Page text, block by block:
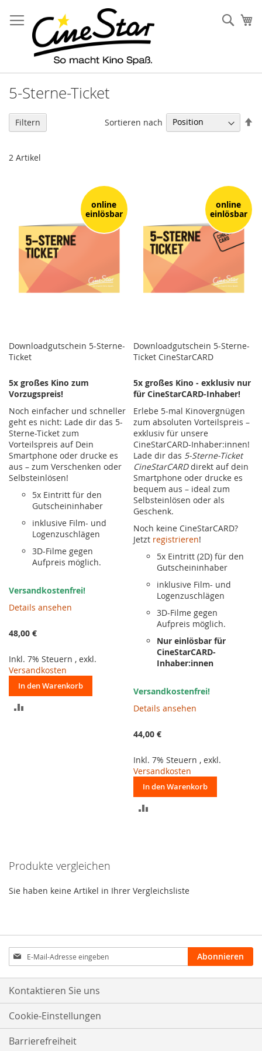
zum
Inhalt
5-Sterne-Ticket
2 Artikel
Sortieren nach
Downloadgutschein 5-Sterne-
Ticket
5x großes Kino zum
Vorzugspreis!
Noch einfacher und schneller
geht es nicht: Lade dir das 5-
Sterne-Ticket zum
Vorteilspreis auf Dein
Smartphone oder drucke es
aus – zum Verschenken oder
Selbsteinlösen!
5x Eintritt für den
Gutscheininhaber
inklusive Film- und
Logenzuschlägen
3D-Filme gegen
Aufpreis möglich.
Versandkostenfrei!
Details ansehen
48,00 €
Inkl. 7% Steuern , exkl.
Versandkosten
In den Warenkorb
Downloadgutschein 5-Sterne-
Ticket CineStarCARD
5x großes Kino - exklusiv nur
für CineStarCARD-Inhaber!
Erlebe 5-mal Kinovergnügen
zum absoluten Vorteilspreis –
exklusiv für unsere
CineStarCARD-Inhaber:innen!
Lade dir das 5-Sterne-Ticket
CineStarCARDdirekt auf dein
Smartphone oder drucke es
bequem aus – ideal zum
Selbsteinlösen oder als
Geschenk.
Noch keine CineStarCARD?
Jetzt registrieren!
5x Eintritt (2D) für den
Gutscheininhaber
inklusive Film- und
Logenzuschlägen
3D-Filme gegen
Aufpreis möglich.
Nur einlösbar für
CineStarCARD-
Inhaber:innen
Versandkostenfrei!
Details ansehen
44,00 €
Inkl. 7% Steuern ,exkl.
Versandkosten
In den Warenkorb
Filtern
Produkte vergleichen
Sie haben keine Artikel in Ihrer Vergleichsliste
Anmeldung
zum
Newsletter:
Abonnieren
Kontaktieren Sie uns
Cookie-Einstellungen
Barrierefreiheit